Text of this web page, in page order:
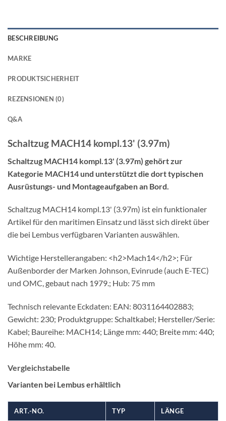
BESCHREIBUNG
MARKE
PRODUKTSICHERHEIT
REZENSIONEN (0)
Q&A
Schaltzug MACH14 kompl.13' (3.97m)
Schaltzug MACH14 kompl.13' (3.97m) gehört zur
Kategorie MACH14 und unterstützt die dort typischen
Ausrüstungs- und Montageaufgaben an Bord.
Schaltzug MACH14 kompl.13' (3.97m) ist ein funktionaler
Artikel für den maritimen Einsatz und lässt sich direkt über
die bei Lembus verfügbaren Varianten auswählen.
Wichtige Herstellerangaben: <h2>Mach14</h2>; Für
Außenborder der Marken Johnson, Evinrude (auch E-TEC)
und OMC, gebaut nach 1979.; Hub: 75 mm
Technisch relevante Eckdaten: EAN: 8031164402883;
Gewicht: 230; Produktgruppe: Schaltkabel; Hersteller/Serie:
Kabel; Baureihe: MACH14; Länge mm: 440; Breite mm: 440;
Höhe mm: 40.
Vergleichstabelle
Varianten bei Lembus erhältlich
ART.-NO. TYP LÄNGE